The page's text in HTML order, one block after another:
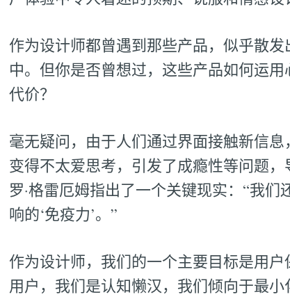
作为设计师都曾遇到那些产品，似乎散
中。但你是否曾想过，这些产品如何运
代价？
毫无疑问，由于人们通过界面接触新信
变得不太爱思考，引发了成瘾性等问题
罗·格雷厄姆指出了一个关键现实：“我
响的‘免疫力’。”
作为设计师，我们的一个主要目标是用
用户，我们是认知懒汉，我们倾向于最